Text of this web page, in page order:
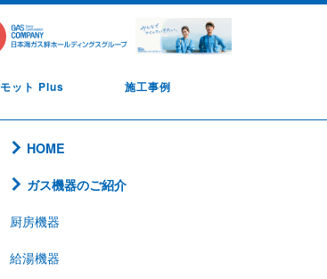
モット Plus 施工事例
HOME
ガス機器のご紹介
厨房機器
給湯機器